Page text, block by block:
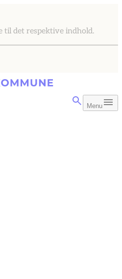
til det respektive indhold.
Menu